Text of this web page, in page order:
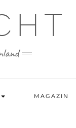
MAGAZIN